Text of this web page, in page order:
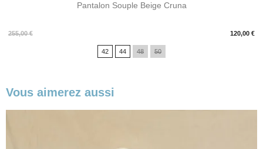
Pantalon Souple Beige Cruna
255,00 € 120,00 €
Prix
42 44 48 50
Vous aimerez aussi